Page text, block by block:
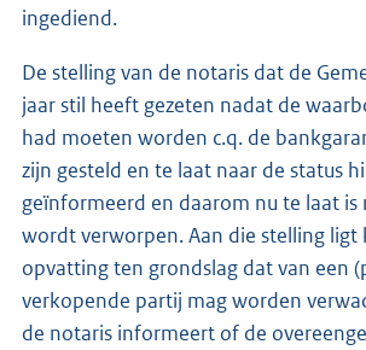
ingediend.
De stelling van de notaris dat de
jaar stil heeft gezeten nadat de
had moeten worden c.q. de
zijn gesteld en te laat naar de status
geïnformeerd en daarom nu te laat is
wordt verworpen. Aan die stelling ligt
opvatting ten grondslag dat van een
verkopende partij mag worden
de notaris informeert of de